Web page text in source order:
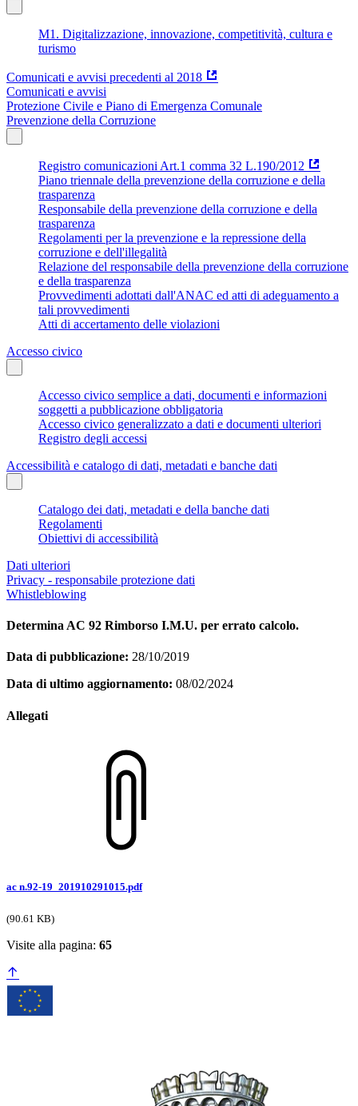
M1. Digitalizzazione, innovazione, competitività, cultura e
turismo
Comunicati e avvisi precedenti al 2018
Comunicati e avvisi
Protezione Civile e Piano di Emergenza Comunale
Prevenzione della Corruzione
Registro comunicazioni Art.1 comma 32 L.190/2012
Piano triennale della prevenzione della corruzione e della
trasparenza
Responsabile della prevenzione della corruzione e della
trasparenza
Regolamenti per la prevenzione e la repressione della
corruzione e dell'illegalità
Relazione del responsabile della prevenzione della corruzione
e della trasparenza
Provvedimenti adottati dall'ANAC ed atti di adeguamento a
tali provvedimenti
Atti di accertamento delle violazioni
Accesso civico
Accesso civico semplice a dati, documenti e informazioni
soggetti a pubblicazione obbligatoria
Accesso civico generalizzato a dati e documenti ulteriori
Registro degli accessi
Accessibilità e catalogo di dati, metadati e banche dati
Catalogo dei dati, metadati e della banche dati
Regolamenti
Obiettivi di accessibilità
Dati ulteriori
Privacy - responsabile protezione dati
Whistleblowing
Determina AC 92 Rimborso I.M.U. per errato calcolo.
Data di pubblicazione: 28/10/2019
Data di ultimo aggiornamento: 08/02/2024
Allegati
ac n.92-19_201910291015.pdf
(90.61 KB)
Visite alla pagina: 65